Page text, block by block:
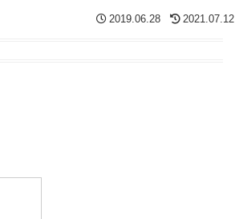
2019.06.28 2021.07.12